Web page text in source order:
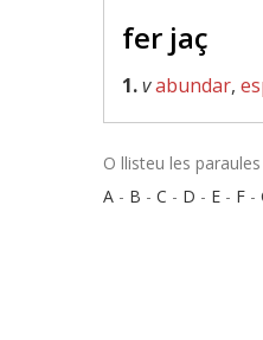
fer jaç
1.vabundar,
O llisteu les
A - B - C - D - E - F -